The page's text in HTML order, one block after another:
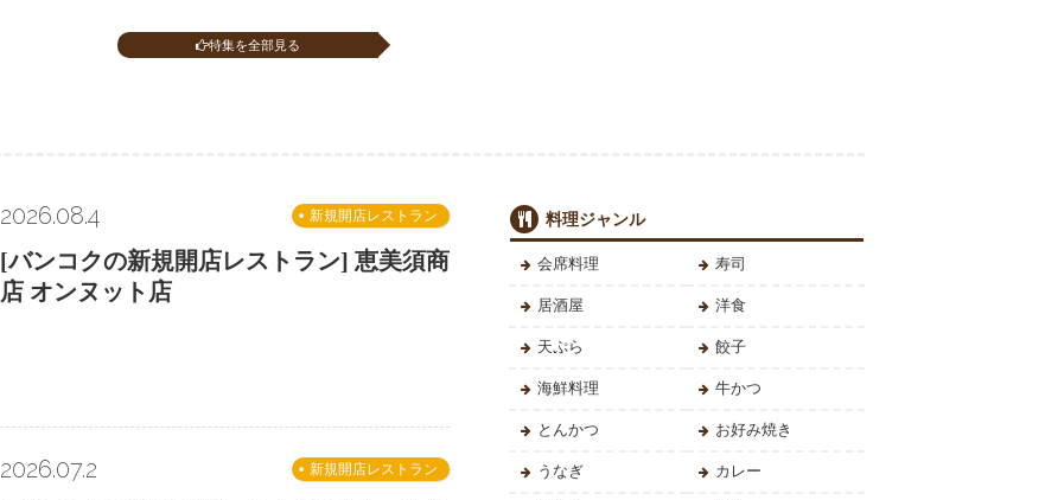
特集を全部見る
料理ジャンル
会席料理 寿司
居酒屋 洋食
天ぷら 餃子
海鮮料理 牛かつ
とんかつ お好み焼き
うなぎ カレー
新規開店レストラン
2026.08.4
[バンコクの新規開店レストラン] 恵美須商
店 オンヌット店
新規開店レストラン
2026.07.2